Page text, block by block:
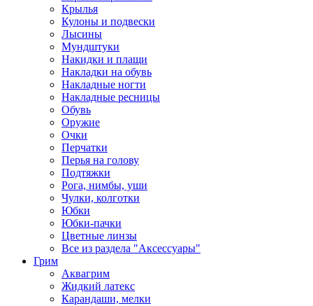
Крылья
Кулоны и подвески
Лысины
Мундштуки
Накидки и плащи
Накладки на обувь
Накладные ногти
Накладные ресницы
Обувь
Оружие
Очки
Перчатки
Перья на голову
Подтяжки
Рога, нимбы, уши
Чулки, колготки
Юбки
Юбки-пачки
Цветные линзы
Все из раздела "Аксессуары"
Грим
Аквагрим
Жидкий латекс
Карандаши, мелки